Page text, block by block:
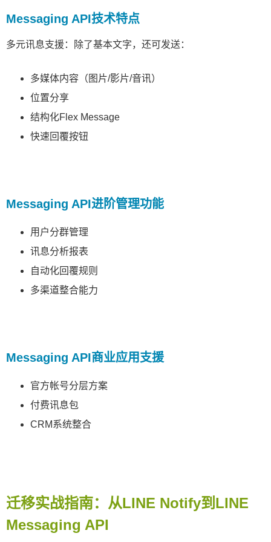
Messaging API技术特点
多元讯息支援：除了基本文字，还可发送：
多媒体内容（图片/影片/音讯）
位置分享
结构化Flex Message
快速回覆按钮
Messaging API进阶管理功能
用户分群管理
讯息分析报表
自动化回覆规则
多渠道整合能力
Messaging API商业应用支援
官方帐号分层方案
付费讯息包
CRM系统整合
迁移实战指南：从LINE Notify到LINE
Messaging API